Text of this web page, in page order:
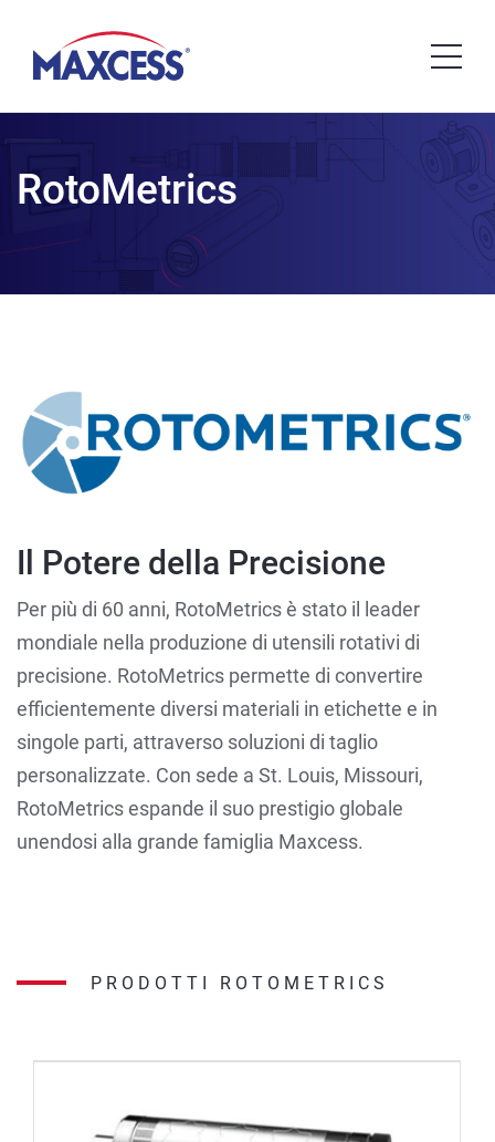
RotoMetrics
Il Potere della Precisione
Per più di 60 anni, RotoMetrics è stato il leader
mondiale nella produzione di utensili rotativi di
precisione. RotoMetrics permette di convertire
efficientemente diversi materiali in etichette e in
singole parti, attraverso soluzioni di taglio
personalizzate. Con sede a St. Louis, Missouri,
RotoMetrics espande il suo prestigio globale
unendosi alla grande famiglia Maxcess.
PRODOTTI ROTOMETRICS